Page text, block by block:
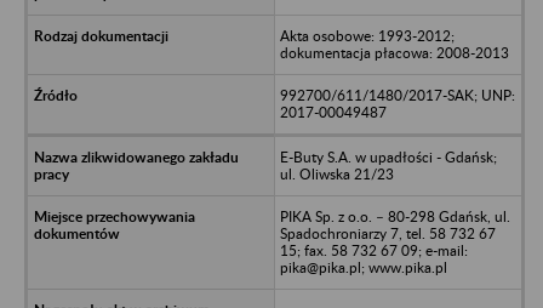
Akta osobowe: 1993-2012;
dokumentacja płacowa: 2008-2013
992700/611/1480/2017-SAK; UNP:
2017-00049487
E-Buty S.A. w upadłości - Gdańsk;
ul. Oliwska 21/23
PIKA Sp. z o.o. – 80-298 Gdańsk, ul.
Spadochroniarzy 7, tel. 58 732 67
15; fax. 58 732 67 09; e-mail:
pika@pika.pl; www.pika.pl